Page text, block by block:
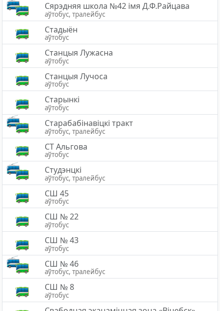
Сярэдняя школа №42 імя Д.Ф.Райцава
аўтобус, тралейбус
Стадыён
аўтобус
Станцыя Лужасна
аўтобус
Станцыя Лучоса
аўтобус
Старынкі
аўтобус
Старабабінавіцкі тракт
аўтобус, тралейбус
СТ Альгова
аўтобус
Студэнцкі
аўтобус, тралейбус
СШ 45
аўтобус
СШ № 22
аўтобус
СШ № 43
аўтобус
СШ № 46
аўтобус, тралейбус
СШ № 8
аўтобус